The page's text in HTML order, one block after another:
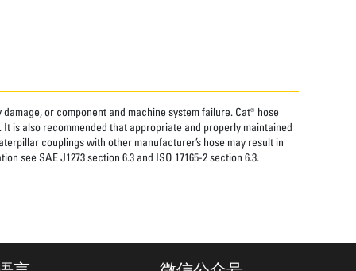
or component and machine system failure. Cat® hose
is also recommended that appropriate and properly maintained
couplings with other manufacturer’s hose may result in
see SAE J1273 section 6.3 and ISO 17165-2 section 6.3.